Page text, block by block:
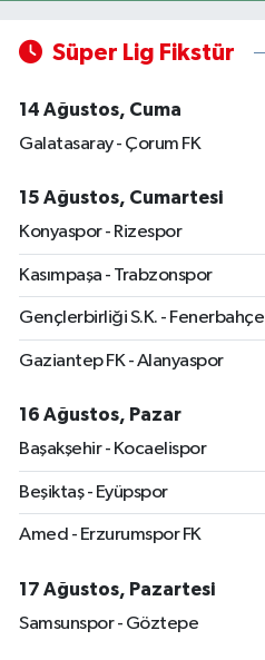
Süper Lig Fikstür
14 Ağustos, Cuma
Galatasaray - Çorum FK
15 Ağustos, Cumartesi
Konyaspor - Rizespor
Kasımpaşa - Trabzonspor
Gençlerbirliği S.K. - Fenerbahçe
Gaziantep FK - Alanyaspor
16 Ağustos, Pazar
Başakşehir - Kocaelispor
Beşiktaş - Eyüpspor
Amed - Erzurumspor FK
17 Ağustos, Pazartesi
Samsunspor - Göztepe